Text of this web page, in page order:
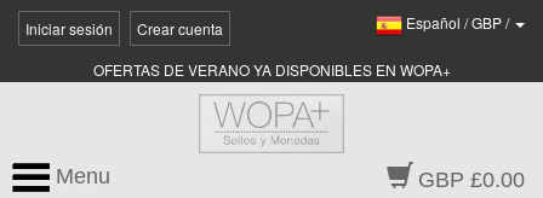
Iniciar sesión Crear cuenta Español /GBP/
OFERTAS DE VERANO YA DISPONIBLES EN WOPA+
GBP £0.00
Menu